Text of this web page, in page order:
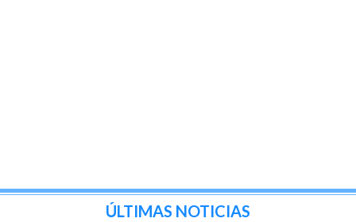
ÚLTIMAS NOTICIAS